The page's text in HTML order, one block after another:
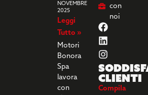
NOVEMBRE
2025
Leggi
Tutto »
Motori
Bonora
Spa
lavora
con
con
noi
clienti
Compila